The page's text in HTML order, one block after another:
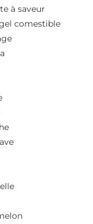
à saveur
comestible